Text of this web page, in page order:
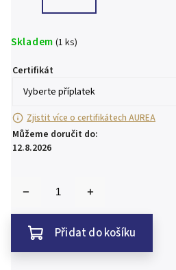
Skladem (1 ks)
Certifikát
Zjistit více o certifikátech AUREA
Můžeme doručit do:
12.8.2026
Přidat do košíku